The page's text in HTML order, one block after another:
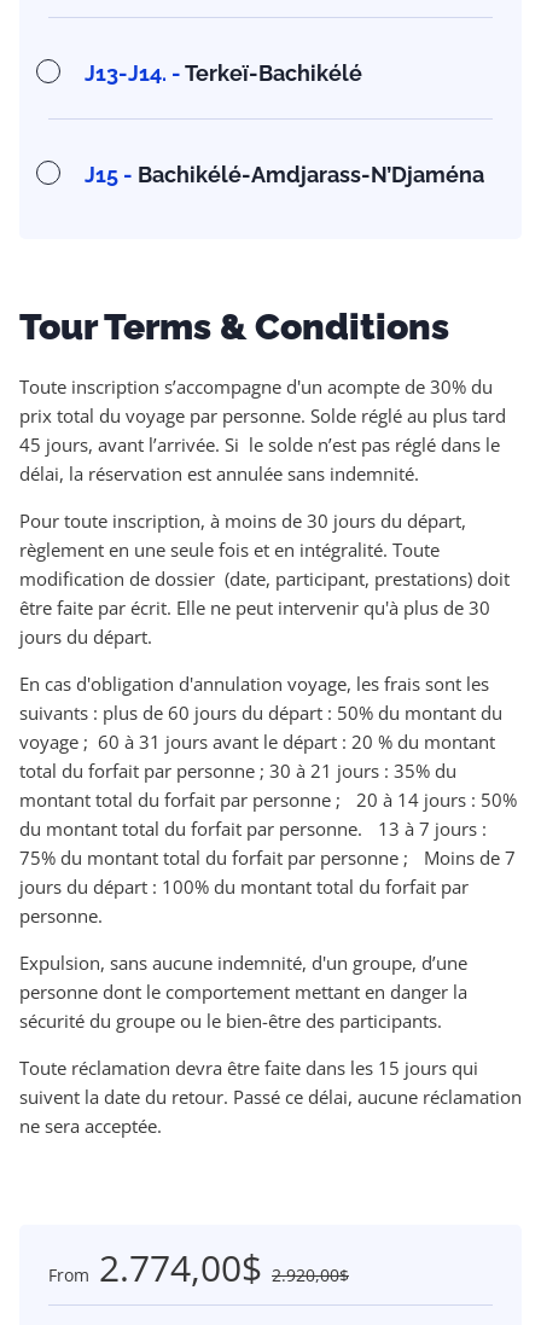
J13-J14. -Terkeï-Bachikélé
J15 - Bachikélé-Amdjarass-N’Djaména
Tour Terms & Conditions
Toute inscription s’accompagne d'un acompte de 30% du
prix total du voyage par personne. Solde réglé au plus tard
45 jours, avant l’arrivée. Si le solde n’est pas réglé dans le
délai, la réservation est annulée sans indemnité.
Pour toute inscription, à moins de 30 jours du départ,
règlement en une seule fois et en intégralité. Toute
modification de dossier (date, participant, prestations) doit
être faite par écrit. Elle ne peut intervenir qu'à plus de 30
jours du départ.
En cas d'obligation d'annulation voyage, les frais sont les
suivants : plus de 60 jours du départ : 50% du montant du
voyage ; 60 à 31 jours avant le départ : 20 % du montant
total du forfait par personne ; 30 à 21 jours : 35% du
montant total du forfait par personne ; 20 à 14 jours : 50%
du montant total du forfait par personne. 13 à 7 jours :
75% du montant total du forfait par personne ; Moins de 7
jours du départ : 100% du montant total du forfait par
personne.
Expulsion, sans aucune indemnité, d'un groupe, d’une
personne dont le comportement mettant en danger la
sécurité du groupe ou le bien-être des participants.
Toute réclamation devra être faite dans les 15 jours qui
suivent la date du retour. Passé ce délai, aucune réclamation
ne sera acceptée.
From 2.774,00$ 2.920,00$